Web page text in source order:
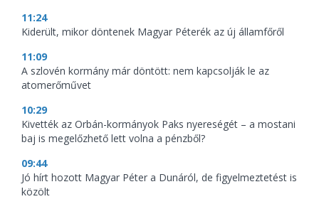
11:24
Kiderült, mikor döntenek Magyar Péterék az új államfőről
11:09
A szlovén kormány már döntött: nem kapcsolják le az
atomerőművet
10:29
Kivették az Orbán-kormányok Paks nyereségét – a mostani
baj is megelőzhető lett volna a pénzből?
09:44
Jó hírt hozott Magyar Péter a Dunáról, de figyelmeztetést is
közölt